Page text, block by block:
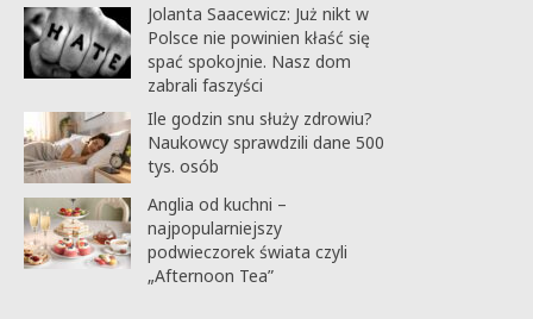
Jolanta Saacewicz: Już nikt w
Polsce nie powinien kłaść się
spać spokojnie. Nasz dom
zabrali faszyści
Ile godzin snu służy zdrowiu?
Naukowcy sprawdzili dane 500
tys. osób
Anglia od kuchni –
najpopularniejszy
podwieczorek świata czyli
„Afternoon Tea”